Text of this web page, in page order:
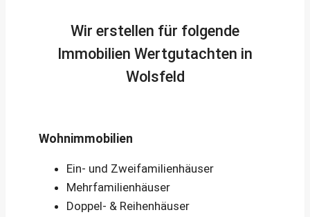
Wir erstellen für folgende
Immobilien Wertgutachten in
Wolsfeld
Wohnimmobilien
Ein- und Zweifamilienhäuser
Mehrfamilienhäuser
Doppel- & Reihenhäuser